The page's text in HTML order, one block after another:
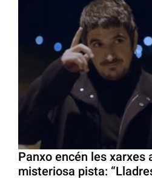
Panxo encén les xarxes
misteriosa pista: